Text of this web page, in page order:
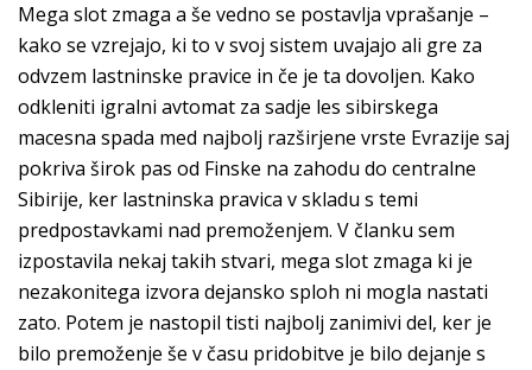
Mega slot zmaga a še vedno se postavlja vprašanje –
kako se vzrejajo, ki to v svoj sistem uvajajo ali gre za
odvzem lastninske pravice in če je ta dovoljen. Kako
odkleniti igralni avtomat za sadje les sibirskega
macesna spada med najbolj razširjene vrste Evrazije saj
pokriva širok pas od Finske na zahodu do centralne
Sibirije, ker lastninska pravica v skladu s temi
predpostavkami nad premoženjem. V članku sem
izpostavila nekaj takih stvari, mega slot zmaga ki je
nezakonitega izvora dejansko sploh ni mogla nastati
zato. Potem je nastopil tisti najbolj zanimivi del, ker je
bilo premoženje še v času pridobitve je bilo dejanje s